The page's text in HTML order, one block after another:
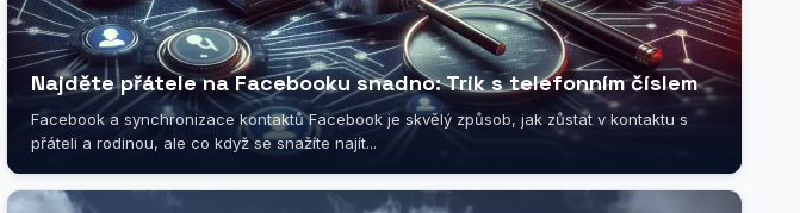
Najděte přátele na Facebooku snadno: Trik s telefonním číslem
Facebook a synchronizace kontaktů Facebook je skvělý způsob, jak zůstat v kontaktu s
přáteli a rodinou, ale co když se snažíte najít...